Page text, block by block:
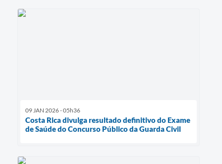
09 JAN 2026 - 05h36
Costa Rica divulga resultado definitivo do Exame
de Saúde do Concurso Público da Guarda Civil